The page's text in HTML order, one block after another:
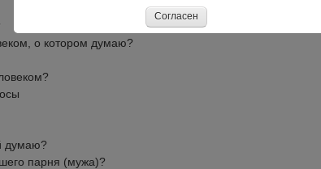
о котором думаю?
думаю?
парня (мужа)?
Согласен